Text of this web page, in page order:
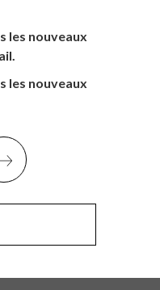
les nouveaux
les nouveaux